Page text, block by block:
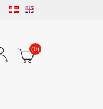
(0)